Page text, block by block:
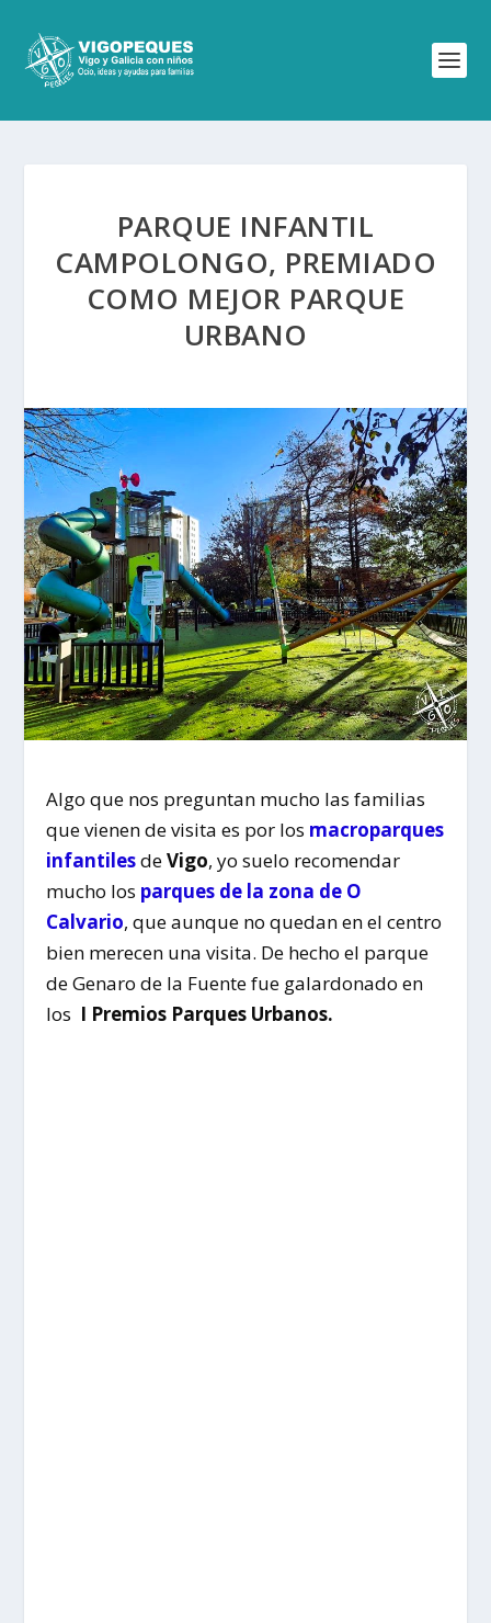
PARQUE INFANTIL
CAMPOLONGO, PREMIADO
COMO MEJOR PARQUE
URBANO
Algo que nos preguntan mucho las familias
que vienen de visita es por los macroparques
infantilesdeVigo, yo suelo recomendar
mucho los parques de la zona de O
Calvario, que aunque no quedan en el centro
bien merecen una visita. De hecho el parque
de Genaro de la Fuente fue galardonado en
los I Premios Parques Urbanos.